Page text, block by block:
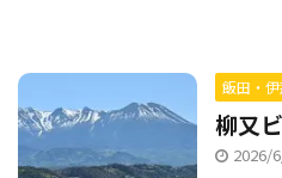
飯田・伊
柳又
2026/